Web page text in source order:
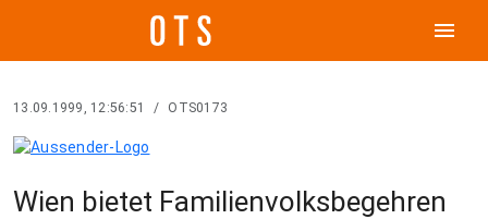
menu
13.09.1999, 12:56:51 / OTS0173
Wien bietet Familienvolksbegehren